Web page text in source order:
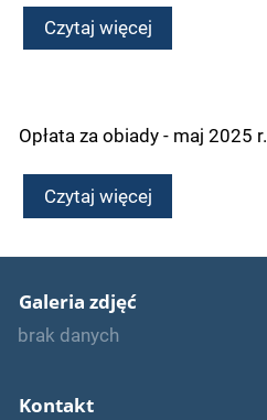
Czytaj więcej
Opłata za obiady - maj 2025 r.
Czytaj więcej
Galeria zdjęć
brak danych
Kontakt